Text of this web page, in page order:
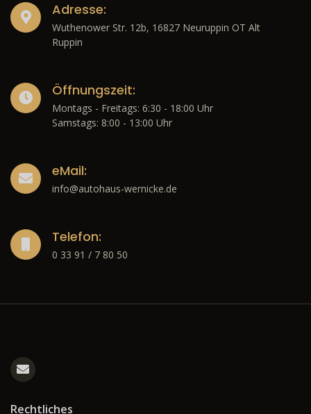
Adresse:
Wuthenower Str. 12b, 16827 Neuruppin OT Alt
Ruppin
Öffnungszeit:
Montags - Freitags: 6:30 - 18:00 Uhr
Samstags: 8:00 - 13:00 Uhr
eMail:
info@autohaus-wernicke.de
Telefon:
0 33 91 / 7 80 50
Rechtliches